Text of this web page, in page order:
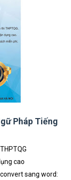
Pháp Tiếng
cao
sang word: